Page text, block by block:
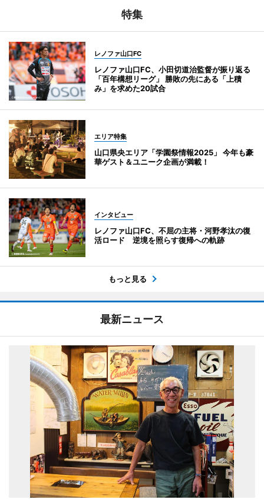
特集
レノファ山口FC
レノファ山口FC、小田切道治監督が振り返る
「百年構想リーグ」 勝敗の先にある「上積
み」を求めた20試合
エリア特集
山口県央エリア「学園祭情報2025」 今年も豪
華ゲスト＆ユニーク企画が満載！
インタビュー
レノファ山口FC、不屈の主将・河野孝汰の復
活ロード 逆境を照らす復帰への軌跡
もっと見る
最新ニュース